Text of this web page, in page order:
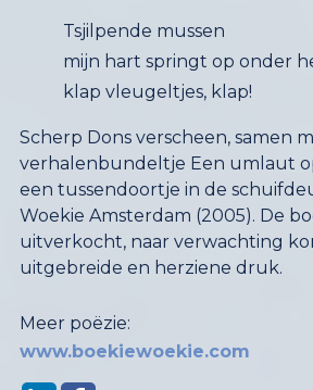
Tsjilpende mussen
mijn hart springt op onder
klap vleugeltjes, klap!
Scherp Dons verscheen, samen
verhalenbundeltje Een umlaut
een tussendoortje in de
Woekie Amsterdam (2005). De
uitverkocht, naar verwachting
uitgebreide en herziene druk.
Meer poëzie:
www.boekiewoekie.com